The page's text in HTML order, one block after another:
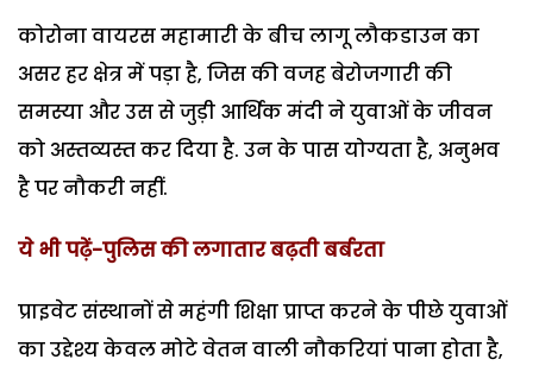
कोरोना वायरस महामारी के बीच लागू लौकडाउन का
असर हर क्षेत्र में पड़ा है, जिस की वजह बेरोजगारी की
समस्या और उस से जुड़ी आर्थिक मंदी ने युवाओं के जीवन
को अस्तव्यस्त कर दिया है. उन के पास योग्यता है, अनुभव
है पर नौकरी नहीं.
ये भी पढ़ें-पुलिस की लगातार बढ़ती बर्बरता
प्राइवेट संस्थानों से महंगी शिक्षा प्राप्त करने के पीछे युवाओं
का उद्देश्य केवल मोटे वेतन वाली नौकरियां पाना होता है,